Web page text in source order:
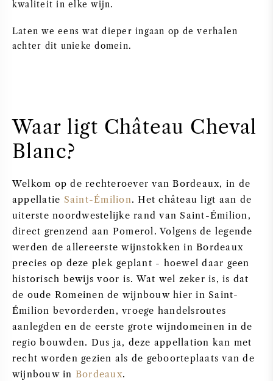
CABERNET SAUVIGNON
PINOT NOIR
CHARDONNAY
MERLOT
SAUVIGNON BLANC
SYRAH / SHIRAZ
RIESLING
kwaliteit in elke wijn.
Laten we eens wat dieper ingaan op de verhalen
achter dit unieke domein.
Waar ligt Château Cheval
Blanc?
Welkom op de rechteroever van Bordeaux, in de
appellatie Saint-Émilion. Het château ligt aan de
uiterste noordwestelijke rand van Saint-Émilion,
direct grenzend aan Pomerol. Volgens de legende
werden de allereerste wijnstokken in Bordeaux
precies op deze plek geplant - hoewel daar geen
historisch bewijs voor is. Wat wel zeker is, is dat
de oude Romeinen de wijnbouw hier in Saint-
Émilion bevorderden, vroege handelsroutes
aanlegden en de eerste grote wijndomeinen in de
regio bouwden. Dus ja, deze appellation kan met
recht worden gezien als de geboorteplaats van de
wijnbouw in Bordeaux.